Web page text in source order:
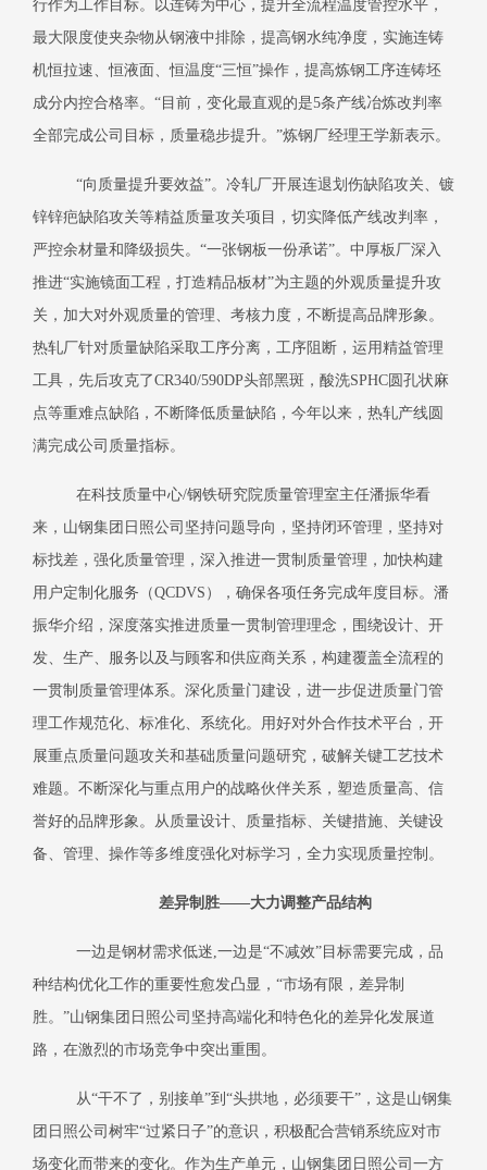
行作为工作目标。以连铸为中心，提升全流程温度管控水平，
最大限度使夹杂物从钢液中排除，提高钢水纯净度，实施连铸
机恒拉速、恒液面、恒温度“三恒”操作，提高炼钢工序连铸坯
成分内控合格率。“目前，变化最直观的是5条产线冶炼改判率
全部完成公司目标，质量稳步提升。”炼钢厂经理王学新表示。
“向质量提升要效益”。冷轧厂开展连退划伤缺陷攻关、镀
锌锌疤缺陷攻关等精益质量攻关项目，切实降低产线改判率，
严控余材量和降级损失。“一张钢板一份承诺”。中厚板厂深入
推进“实施镜面工程，打造精品板材”为主题的外观质量提升攻
关，加大对外观质量的管理、考核力度，不断提高品牌形象。
热轧厂针对质量缺陷采取工序分离，工序阻断，运用精益管理
工具，先后攻克了CR340/590DP头部黑斑，酸洗SPHC圆孔状麻
点等重难点缺陷，不断降低质量缺陷，今年以来，热轧产线圆
满完成公司质量指标。
在科技质量中心/钢铁研究院质量管理室主任潘振华看
来，山钢集团日照公司坚持问题导向，坚持闭环管理，坚持对
标找差，强化质量管理，深入推进一贯制质量管理，加快构建
用户定制化服务（QCDVS），确保各项任务完成年度目标。潘
振华介绍，深度落实推进质量一贯制管理理念，围绕设计、开
发、生产、服务以及与顾客和供应商关系，构建覆盖全流程的
一贯制质量管理体系。深化质量门建设，进一步促进质量门管
理工作规范化、标准化、系统化。用好对外合作技术平台，开
展重点质量问题攻关和基础质量问题研究，破解关键工艺技术
难题。不断深化与重点用户的战略伙伴关系，塑造质量高、信
誉好的品牌形象。从质量设计、质量指标、关键措施、关键设
备、管理、操作等多维度强化对标学习，全力实现质量控制。
差异制胜——大力调整产品结构
一边是钢材需求低迷,一边是“不减效”目标需要完成，品
种结构优化工作的重要性愈发凸显，“市场有限，差异制
胜。”山钢集团日照公司坚持高端化和特色化的差异化发展道
路，在激烈的市场竞争中突出重围。
从“干不了，别接单”到“头拱地，必须要干”，这是山钢集
团日照公司树牢“过紧日子”的意识，积极配合营销系统应对市
场变化而带来的变化。作为生产单元，山钢集团日照公司一方